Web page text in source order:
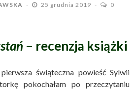
25 grudnia 2019 0
– recenzja książki
świąteczna powieść Sylwii
pokochałam po przeczytaniu